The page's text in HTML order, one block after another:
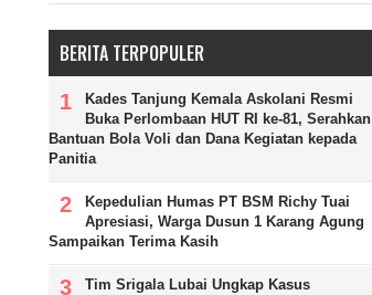
BERITA TERPOPULER
Kades Tanjung Kemala Askolani Resmi
Buka Perlombaan HUT RI ke-81, Serahkan
Bantuan Bola Voli dan Dana Kegiatan kepada
Panitia
Kepedulian Humas PT BSM Richy Tuai
Apresiasi, Warga Dusun 1 Karang Agung
Sampaikan Terima Kasih
Tim Srigala Lubai Ungkap Kasus